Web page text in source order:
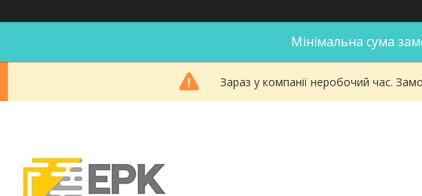
Мінімальна сума
Зараз у компанії неробочий час.